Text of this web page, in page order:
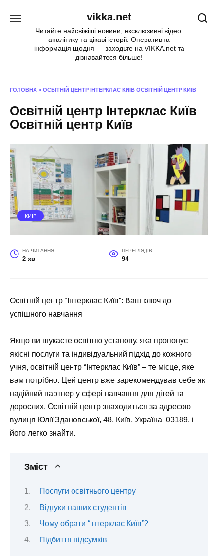
vikka.net
Читайте найсвіжіші новини, ексклюзивні відео,
аналітику та цікаві історії. Оперативна
інформація щодня — заходьте на VIKKA.net та
дізнавайтеся більше!
ГОЛОВНА » ОСВІТНІЙ ЦЕНТР ІНТЕРКЛАС КИЇВ ОСВІТНІЙ ЦЕНТР КИЇВ
Освітній центр Інтерклас Київ
Освітній центр Київ
КИЇВ
НА ЧИТАННЯ
2 хв
ПЕРЕГЛЯДІВ
94
Освітній центр “Інтерклас Київ”: Ваш ключ до
успішного навчання
Якщо ви шукаєте освітню установу, яка пропонує
якісні послуги та індивідуальний підхід до кожного
учня, освітній центр “Інтерклас Київ” – те місце, яке
вам потрібно. Цей центр вже зарекомендував себе як
надійний партнер у сфері навчання для дітей та
дорослих. Освітній центр знаходиться за адресою
вулиця Юлії Здановської, 48, Київ, Україна, 03189, і
його легко знайти.
Зміст
Послуги освітнього центру
Відгуки наших студентів
Чому обрати “Інтерклас Київ”?
Підбиття підсумків